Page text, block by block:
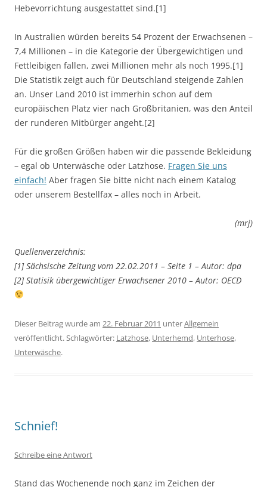
Hebevorrichtung ausgestattet sind.[1]
In Australien würden bereits 54 Prozent der Erwachsenen –
7,4 Millionen – in die Kategorie der Übergewichtigen und
Fettleibigen fallen, zwei Millionen mehr als noch 1995.[1]
Die Statistik zeigt auch für Deutschland steigende Zahlen
an. Unser Land 2010 ist immerhin schon auf dem
europäischen Platz vier nach Großbritanien, was den Anteil
der runderen Mitbürger angeht.[2]
Für die großen Größen haben wir die passende Bekleidung
– egal ob Unterwäsche oder Latzhose. Fragen Sie uns
einfach! Aber fragen Sie bitte nicht nach einem Katalog
oder unserem Bestellfax – alles noch in Arbeit.
(mrj)
Quellenverzeichnis:
[1] Sächsische Zeitung vom 22.02.2011 – Seite 1 – Autor: dpa
[2] Statisik übergewichtiger Erwachsener 2010 – Autor: OECD
Dieser Beitrag wurde am 22. Februar 2011 unterAllgemein
veröffentlicht. Schlagwörter: Latzhose, Unterhemd, Unterhose,
Unterwäsche.
Schnief!
Schreibe eine Antwort
Stand das Wochenende noch ganz im Zeichen der